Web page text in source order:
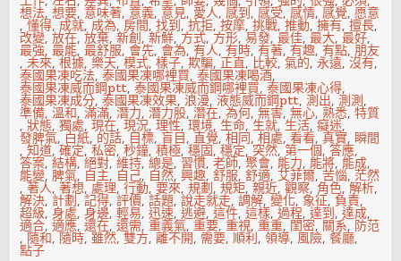
想法,想要, 意味著, 意義, 意見, 愛人,感到,感受,感情,感覺,愿意
,懂得,成就,成為,房間,找到,抗拒,按摩,挑戰,推動,擁有,擅長,
改變,放在,放棄,新創,新鮮, 方式, 方形,易發,最佳,最大,最好,
最強,最能,最舒服, 會先, 會為,有人,有時,有著,有趣,有點,朋友
,未來,根據,樂天,模式,樣子,欺騙,正直, 比較,氣的,永遠,沒有,
泰國果凍吃法,泰國果凍哪裡買,泰國果凍喝酒,
泰國果凍威而鋼ptt,泰國果凍威而鋼哪裡買,泰國果凍心得,
泰國果凍成分,泰國果凍效果,浪漫,液態威而鋼ptt,測出,測測,
準備,溫和,滿滿,潛力,潛力股,潛在,為何,無害,無心,熟悉,特質
,狀態,獨處,現在,現況,理性,環境,生命,生就,生活,癡迷,
發脾氣, 白紙, 的話, 目標,盲目,直覺,相同,相處,看看,真實, 瞬間
,知道,確定,私密,秒鐘,積極,穩固,穩定,突然, 第一個,答應,
答案,結構,絕對,維持,總是, 習慣,老師,聚會,能力, 能將, 能成,
能變,脾氣, 自主, 自己, 自然,興趣,舒服,舒適, 艾菲爾,苦惱,茫然
,著人,著想, 處理,行動,要來,規劃,規矩,親近,觀察, 角色,解析,
解決, 計劃,記得,評價,話題,說走就走,調解,變化, 象征,負責,
超級,身處,身邊,輕易,迅速,逃避,這件,這樣,過程,達到,達成,
適合,適應,還在,還需,重義氣,重要,重視,重重, 閨密, 關系, 防范
, 隨和, 隨時,雖然,雙方,離不開, 需要,順利,領導, 風險,餐廳,
點子